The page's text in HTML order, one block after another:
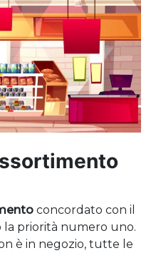
concordato con il
la priorità numero uno.
è in negozio, tutte le